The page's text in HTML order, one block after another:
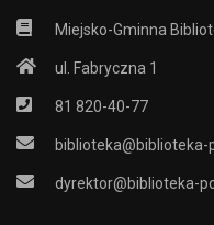
Miejsko-Gminna
ul. Fabryczna 1
81 820-40-77
biblioteka@biblioteka-
dyrektor@biblioteka-